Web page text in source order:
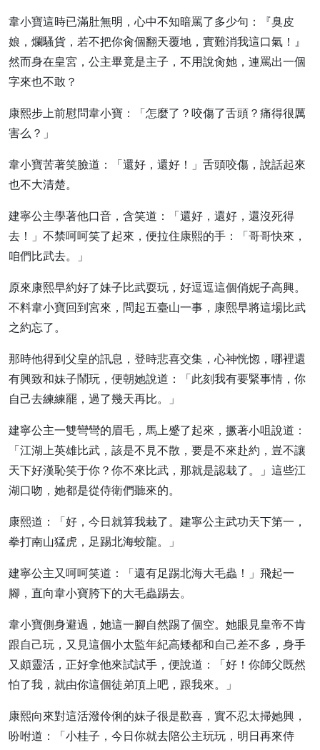
韋小寶這時已滿肚無明，心中不知暗罵了多少句：『臭皮
娘，爛騷貨，若不把你肏個翻天覆地，實難消我這口氣！』
然而身在皇宮，公主畢竟是主子，不用說肏她，連罵出一個
字來也不敢？
康熙步上前慰問韋小寶：「怎麼了？咬傷了舌頭？痛得很厲
害么？」
韋小寶苦著笑臉道：「還好，還好！」舌頭咬傷，說話起來
也不大清楚。
建寧公主學著他口音，含笑道：「還好，還好，還沒死得
去！」不禁呵呵笑了起來，便拉住康熙的手：「哥哥快來，
咱們比武去。」
原來康熙早約好了妹子比武耍玩，好逗逗這個俏妮子高興。
不料韋小寶回到宮來，問起五臺山一事，康熙早將這場比武
之約忘了。
那時他得到父皇的訊息，登時悲喜交集，心神恍惚，哪裡還
有興致和妹子鬧玩，便朝她說道：「此刻我有要緊事情，你
自己去練練罷，過了幾天再比。」
建寧公主一雙彎彎的眉毛，馬上蹙了起來，撅著小咀說道：
「江湖上英雄比武，該是不見不散，要是不來赴約，豈不讓
天下好漢恥笑于你？你不來比武，那就是認栽了。」這些江
湖口吻，她都是從侍衛們聽來的。
康熙道：「好，今日就算我栽了。建寧公主武功天下第一，
拳打南山猛虎，足踢北海蛟龍。」
建寧公主又呵呵笑道：「還有足踢北海大毛蟲！」飛起一
腳，直向韋小寶胯下的大毛蟲踢去。
韋小寶側身避過，她這一腳自然踢了個空。她眼見皇帝不肯
跟自己玩，又見這個小太監年紀高矮都和自己差不多，身手
又頗靈活，正好拿他來試試手，便說道：「好！你師父既然
怕了我，就由你這個徒弟頂上吧，跟我來。」
康熙向來對這活潑伶俐的妹子很是歡喜，實不忍太掃她興，
吩咐道：「小桂子，今日你就去陪公主玩玩，明日再來侍